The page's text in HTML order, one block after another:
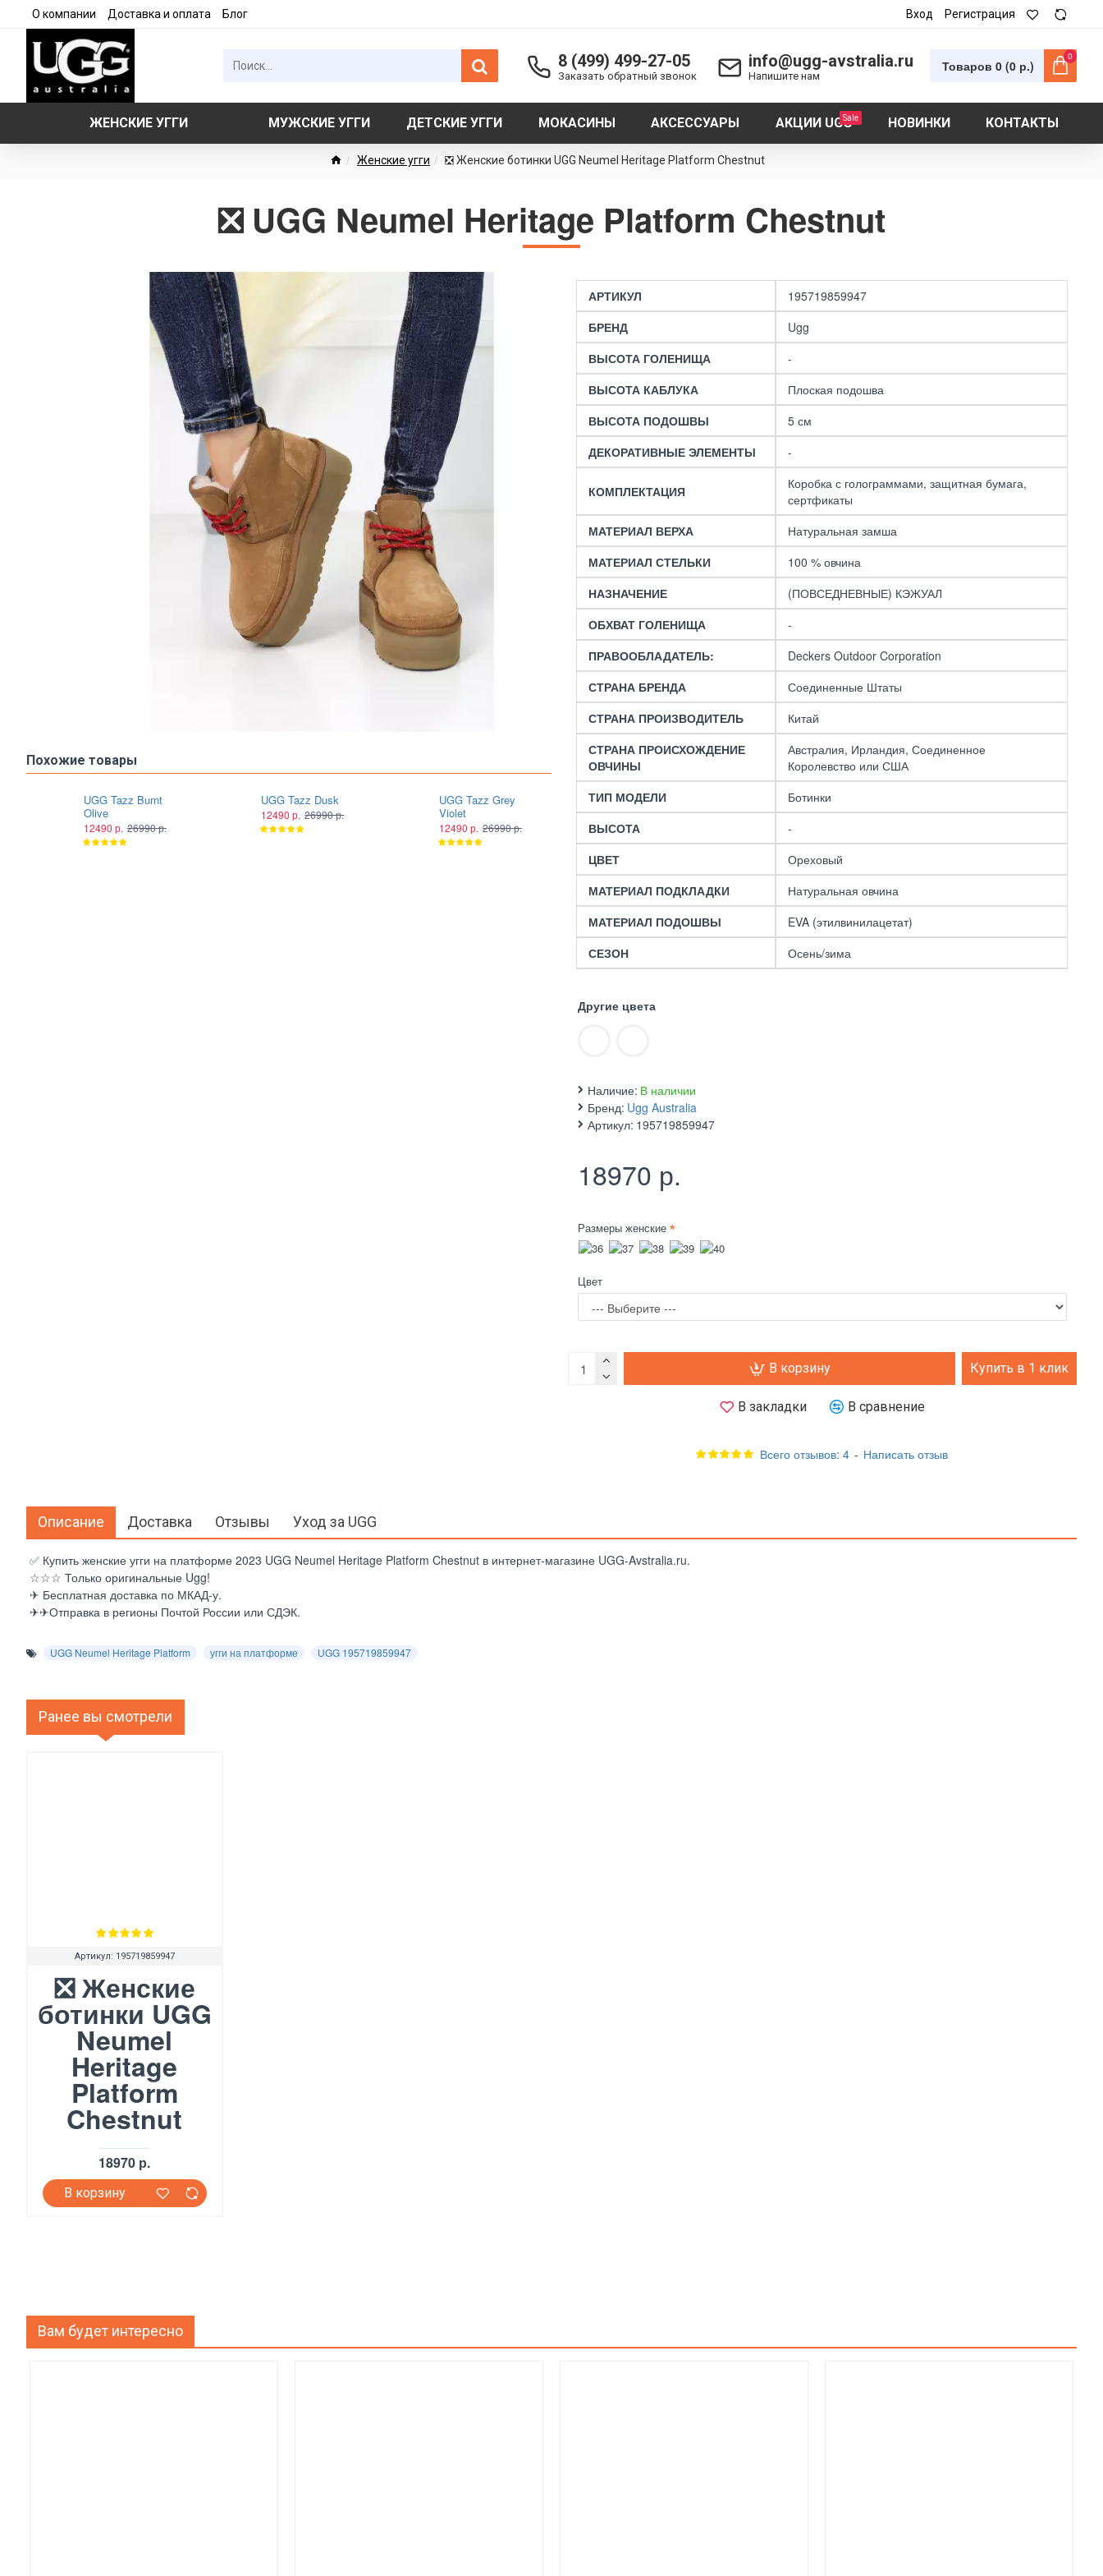
О компании Доставка и оплата Блог Вход Регистрация
8 (499) 499-27-05
Заказать обратный звонок
info@ugg-avstralia.ru
Напишите нам
Товаров 0 (0 р.)
0
ЖЕНСКИЕ УГГИ МУЖСКИЕ УГГИ ДЕТСКИЕ УГГИ МОКАСИНЫ АКСЕССУАРЫ АКЦИИ UGGSale НОВИНКИ КОНТАКТЫ
Женские угги ❎ Женские ботинки UGG Neumel Heritage Platform Chestnut
❎ UGG Neumel Heritage Platform Chestnut
Похожие товары
UGG Tazz Burnt
Olive
12490 р. 26990 р.
UGG Tazz Dusk
12490 р. 26990 р.
UGG Tazz Grey
Violet
12490 р. 26990 р.
UGG Tazz Smoke
Plume
12490 р.
UGG Bailey ZIP Mini
Black
АРТИКУЛ
195719859947
БРЕНД
Ugg
ВЫСОТА ГОЛЕНИЩА
-
ВЫСОТА КАБЛУКА
Плоская подошва
ВЫСОТА ПОДОШВЫ
5 см
ДЕКОРАТИВНЫЕ ЭЛЕМЕНТЫ
-
КОМПЛЕКТАЦИЯ
Коробка с голограммами, защитная бумага,
сертфикаты
МАТЕРИАЛ ВЕРХА
Натуральная замша
МАТЕРИАЛ СТЕЛЬКИ
100 % овчина
НАЗНАЧЕНИЕ
(ПОВСЕДНЕВНЫЕ) КЭЖУАЛ
ОБХВАТ ГОЛЕНИЩА
-
ПРАВООБЛАДАТЕЛЬ:
Deckers Outdoor Corporation
СТРАНА БРЕНДА
Соединенные Штаты
СТРАНА ПРОИЗВОДИТЕЛЬ
Китай
СТРАНА ПРОИСХОЖДЕНИЕ
ОВЧИНЫ
Австралия, Ирландия, Соединенное
Королевство или США
ТИП МОДЕЛИ
Ботинки
ВЫСОТА
-
ЦВЕТ
Ореховый
МАТЕРИАЛ ПОДКЛАДКИ
Натуральная овчина
МАТЕРИАЛ ПОДОШВЫ
EVA (этилвинилацетат)
СЕЗОН
Осень/зима
Другие цвета
Наличие: В наличии
Бренд: Ugg Australia
Артикул: 195719859947
Всего отзывов: 4 - Написать отзыв
18970 р.
Размеры женские
Цвет
В корзину Купить в 1 клик
В закладки В сравнение
Описание Доставка Отзывы Уход за UGG
✅ Купить женские угги на платформе 2023 UGG Neumel Heritage Platform Chestnut в интернет-магазине UGG-Avstralia.ru.
☆☆☆ Только оригинальные Ugg!
✈ Бесплатная доставка по МКАД-у.
✈✈Отправка в регионы Почтой России или СДЭК.
UGG Neumel Heritage Platform угги на платформе UGG 195719859947
Ранее вы смотрели
Артикул: 195719859947
❎ Женские
ботинки UGG
Neumel
Heritage
Platform
Chestnut
18970 р.
В корзину
Вам будет интересно